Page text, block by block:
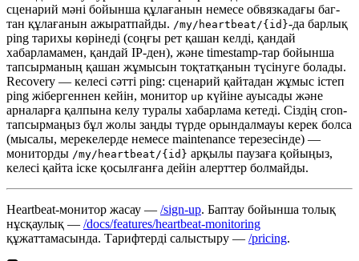
сценарий мәні бойынша құлағанын немесе обвязкадағы баг-
тан құлағанын ажыратпайды. /my/heartbeat/{id}-да барлық
ping тарихы көрінеді (соңғы рет қашан келді, қандай
хабарламамен, қандай IP-ден), және timestamp-тар бойынша
тапсырманың қашан жұмысын тоқтатқанын түсінуге болады.
Recovery — келесі сәтті ping: сценарий қайтадан жұмыс істеп
ping жібергеннен кейін, монитор up күйіне ауысады және
арналарға қалпына келу туралы хабарлама кетеді. Сіздің cron-
тапсырмаңыз бұл жолы заңды түрде орындалмауы керек болса
(мысалы, мерекелерде немесе maintenance терезесінде) —
мониторды /my/heartbeat/{id} арқылы паузаға қойыңыз,
келесі қайта іске қосылғанға дейін алерттер болмайды.
Heartbeat-монитор жасау — /sign-up. Баптау бойынша толық
нұсқаулық — /docs/features/heartbeat-monitoring
құжаттамасында. Тарифтерді салыстыру — /pricing.